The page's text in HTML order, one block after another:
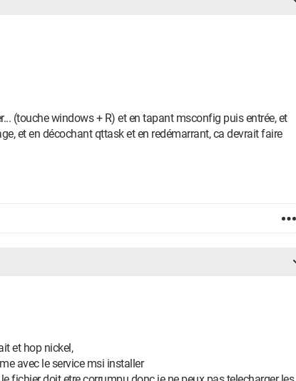
(touche windows + R) et en tapant msconfig puis entrée, et
et en décochant qttask et en redémarrant, ca devrait faire
et hop nickel,
avec le service msi installer